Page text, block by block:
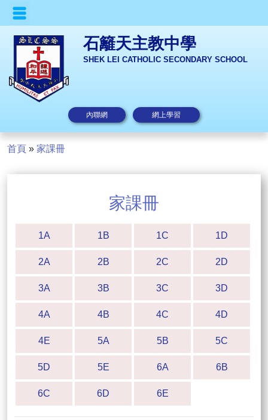
石籬天主教中學
SHEK LEI CATHOLIC SECONDARY SCHOOL
內聯網 網上學習
首頁 » 家課冊
家課冊
1A 1B 1C 1D
2A 2B 2C 2D
3A 3B 3C 3D
4A 4B 4C 4D
4E 5A 5B 5C
5D 5E 6A 6B
6C 6D 6E